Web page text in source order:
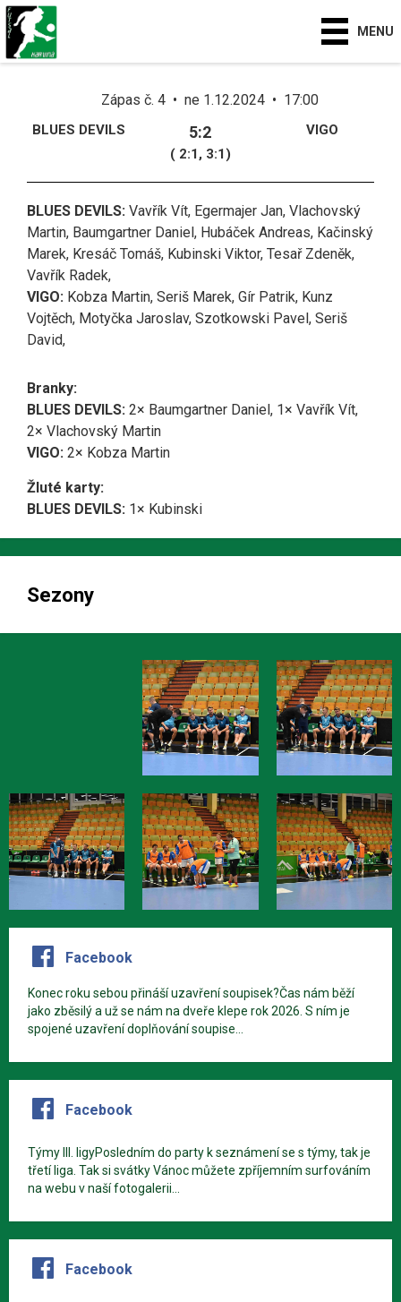
MENU
Zápas č. 4 • ne 1.12.2024 • 17:00
BLUES DEVILS 5:2
( 2:1, 3:1)
VIGO
BLUES DEVILS: Vavřík Vít, Egermajer Jan, Vlachovský
Martin, Baumgartner Daniel, Hubáček Andreas, Kačinský
Marek, Kresáč Tomáš, Kubinski Viktor, Tesař Zdeněk,
Vavřík Radek,
VIGO: Kobza Martin, Seriš Marek, Gír Patrik, Kunz
Vojtěch, Motyčka Jaroslav, Szotkowski Pavel, Seriš
David,
Branky:
BLUES DEVILS: 2× Baumgartner Daniel, 1× Vavřík Vít,
2× Vlachovský Martin
VIGO: 2× Kobza Martin
Žluté karty:
BLUES DEVILS: 1× Kubinski
Sezony
Facebook
Konec roku sebou přináší uzavření soupisek?Čas nám běží
jako zběsilý a už se nám na dveře klepe rok 2026. S ním je
spojené uzavření doplňování soupise...
Facebook
Týmy III. ligyPosledním do party k seznámení se s týmy, tak je
třetí liga. Tak si svátky Vánoc můžete zpříjemním surfováním
na webu v naší fotogalerii...
Facebook